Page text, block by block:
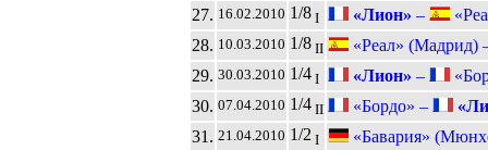
27. 16.02.2010 1/8I «Лион» –
28. 10.03.2010 1/8II
«Реал» (Мадрид)
29. 30.03.2010 1/4I «Лион» –
30. 07.04.2010 1/4II «Бордо» –
31. 21.04.2010 1/2I «Бавария»